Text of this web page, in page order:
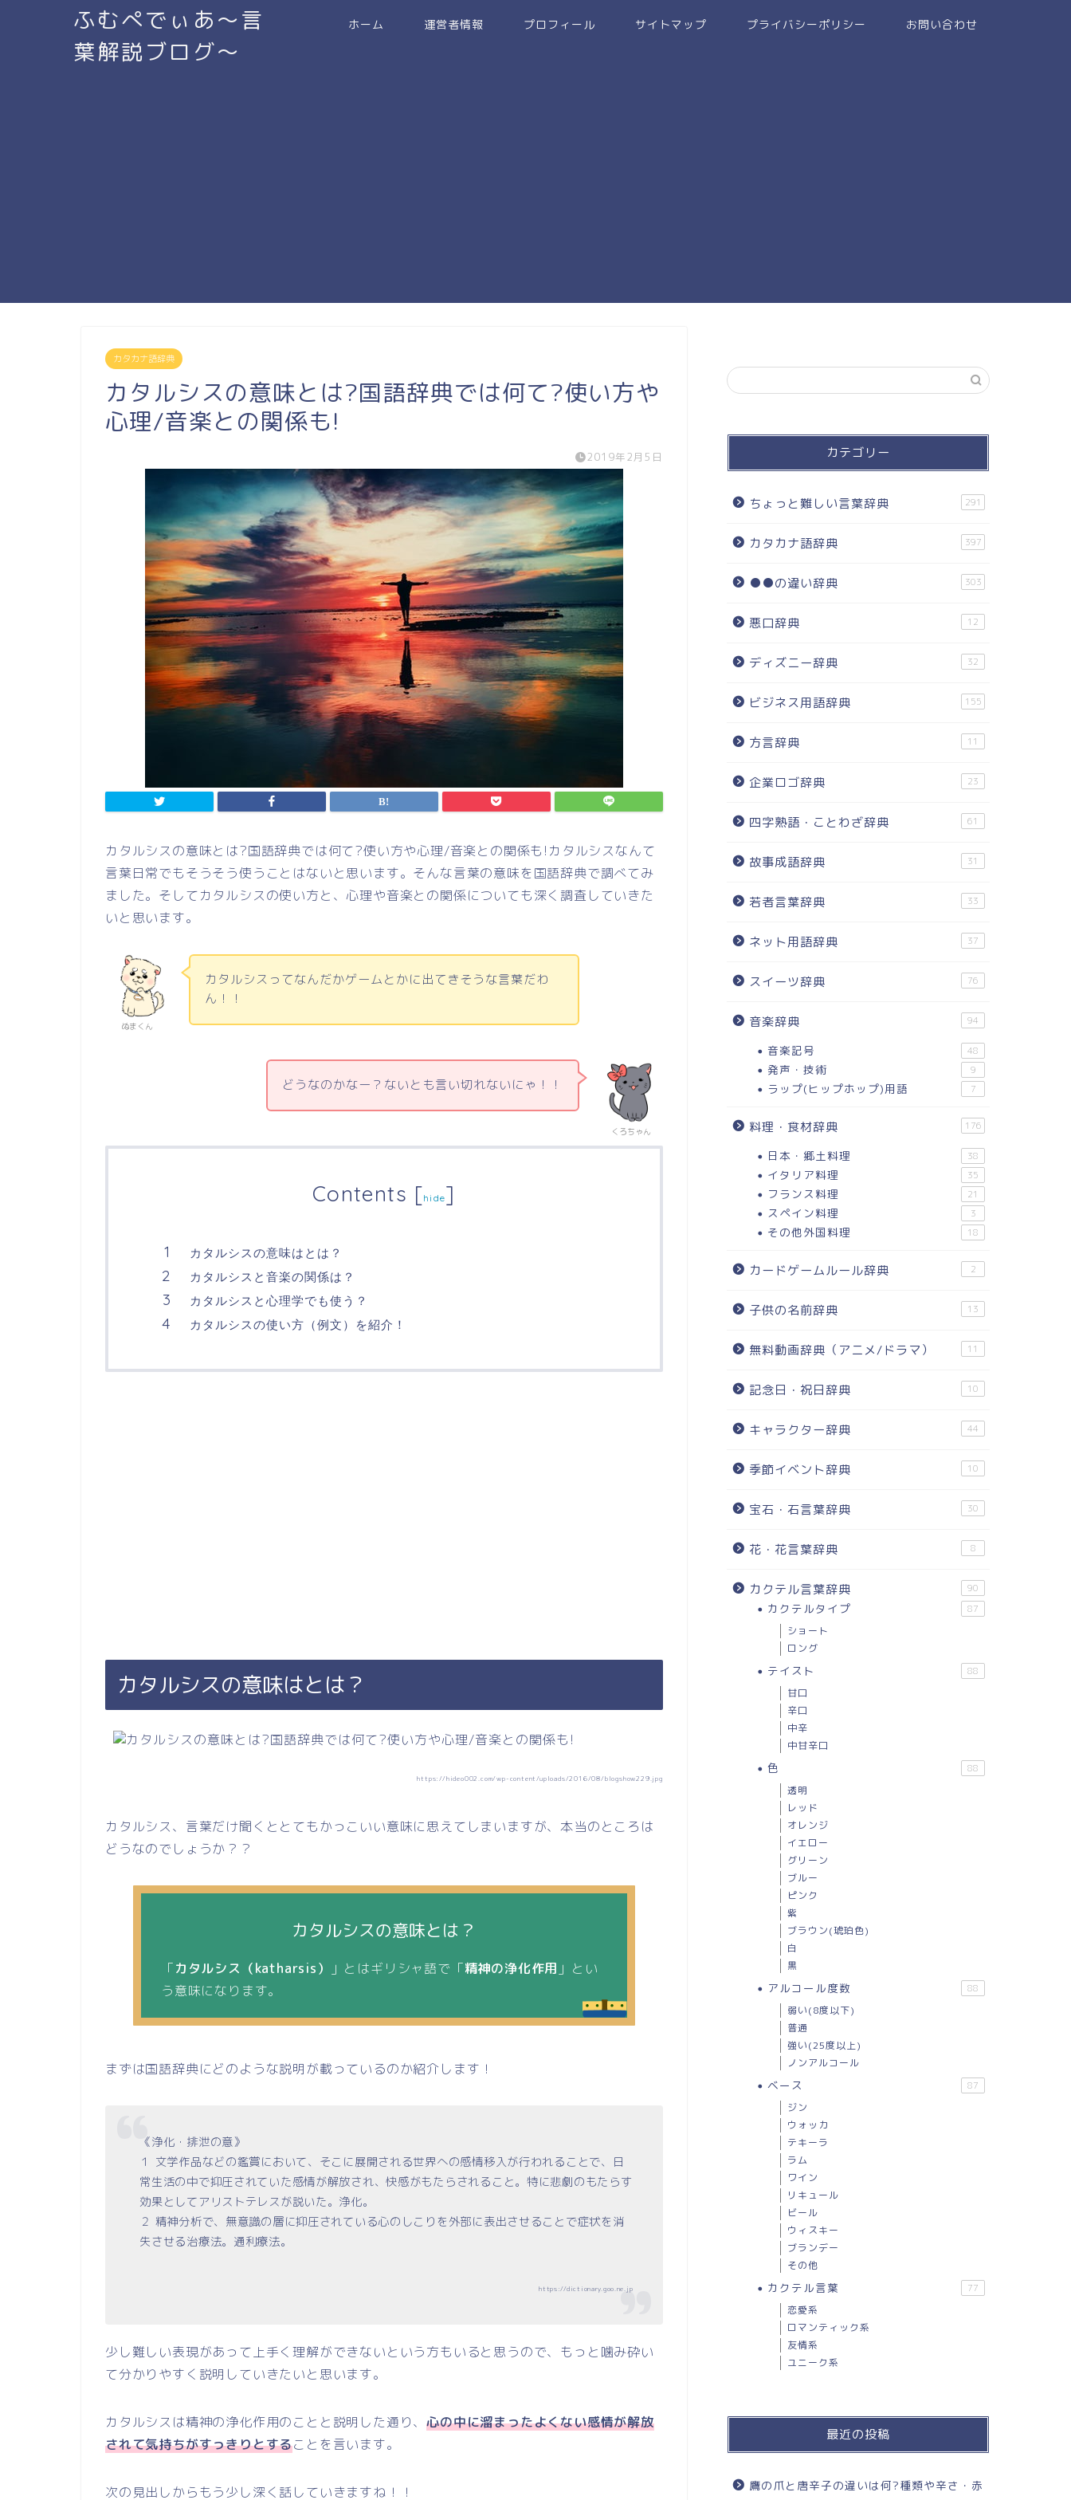
ふむぺでぃあ～言
葉解説ブログ～
ホーム 運営者情報 プロフィール サイトマップ プライバシーポリシー お問い合わせ
カタカナ語辞典
カタルシスの意味とは?国語辞典では何て?使い方や
心理/音楽との関係も!
2019年2月5日
カタルシスの意味とは?国語辞典では何て?使い方や心理/音楽との関係も!カタルシスなんて
言葉日常でもそうそう使うことはないと思います。そんな言葉の意味を国語辞典で調べてみ
ました。そしてカタルシスの使い方と、心理や音楽との関係についても深く調査していきた
いと思います。
ぬまくん
カタルシスってなんだかゲームとかに出てきそうな言葉だわ
ん！！
くろちゃん
どうなのかなー？ないとも言い切れないにゃ！！
Contents [hide]
カタルシスの意味はとは？
カタルシスと音楽の関係は？
カタルシスと心理学でも使う？
カタルシスの使い方（例文）を紹介！
カタルシスの意味はとは？
https://hideo002.com/wp-content/uploads/2016/08/blogshow229.jpg
カタルシス、言葉だけ聞くととてもかっこいい意味に思えてしまいますが、本当のところは
どうなのでしょうか？？
カタルシスの意味とは？
「カタルシス（katharsis） 」とはギリシャ語で「精神の浄化作用 」とい
う意味になります。
まずは国語辞典にどのような説明が載っているのか紹介します！
《浄化・排泄の意》
１ 文学作品などの鑑賞において、そこに展開される世界への感情移入が行われることで、日
常生活の中で抑圧されていた感情が解放され、快感がもたらされること。特に悲劇のもたらす
効果としてアリストテレスが説いた。浄化。
２ 精神分析で、無意識の層に抑圧されている心のしこりを外部に表出させることで症状を消
失させる治療法。通利療法。
https://dictionary.goo.ne.jp
少し難しい表現があって上手く理解ができないという方もいると思うので、もっと噛み砕い
て分かりやすく説明していきたいと思います。
カタルシスは精神の浄化作用のことと説明した通り、心の中に溜まったよくない感情が解放
されて気持ちがすっきりとすることを言います。
次の見出しからもう少し深く話していきますね！！
カテゴリー
ちょっと難しい言葉辞典 291
カタカナ語辞典 397
●●の違い辞典 303
悪口辞典 12
ディズニー辞典 32
ビジネス用語辞典 155
方言辞典 11
企業ロゴ辞典 23
四字熟語・ことわざ辞典 61
故事成語辞典 31
若者言葉辞典 33
ネット用語辞典 37
スイーツ辞典 76
音楽辞典 94
音楽記号 48
発声・技術 9
ラップ(ヒップホップ)用語 7
料理・食材辞典 176
日本・郷土料理 38
イタリア料理 35
フランス料理 21
スペイン料理 3
その他外国料理 18
カードゲームルール辞典 2
子供の名前辞典 13
無料動画辞典（アニメ/ドラマ） 11
記念日・祝日辞典 10
キャラクター辞典 44
季節イベント辞典 10
宝石・石言葉辞典 30
花・花言葉辞典 8
カクテル言葉辞典 90
カクテルタイプ 87
ショート
ロング
テイスト 88
甘口
辛口
中辛
中甘辛口
色 88
透明
レッド
オレンジ
イエロー
グリーン
ブルー
ピンク
紫
ブラウン(琥珀色)
白
黒
アルコール度数 88
弱い(8度以下)
普通
強い(25度以上)
ノンアルコール
ベース 87
ジン
ウォッカ
テキーラ
ラム
ワイン
リキュール
ビール
ウィスキー
ブランデー
その他
カクテル言葉 77
恋愛系
ロマンティック系
友情系
ユニーク系
最近の投稿
鷹の爪と唐辛子の違いは何?種類や辛さ・赤